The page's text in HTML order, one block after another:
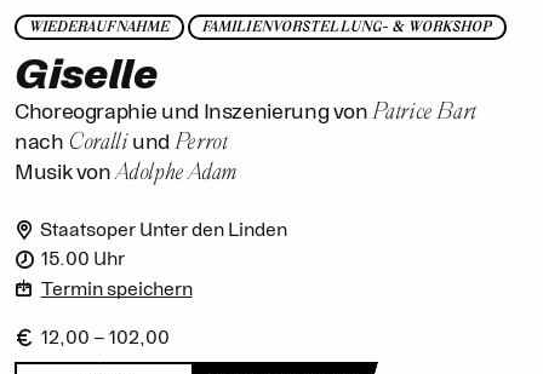
Staatsoper Unter den Linden
15.00 Uhr
Termin speichern
12,00 – 102,00
WIEDERAUFNAHME FAMILIENVORSTELLUNG- & WORKSHOP
Giselle
Choreographie und Inszenierung vonPatrice Bart
nach Coralliund Perrot
Musik vonAdolphe Adam